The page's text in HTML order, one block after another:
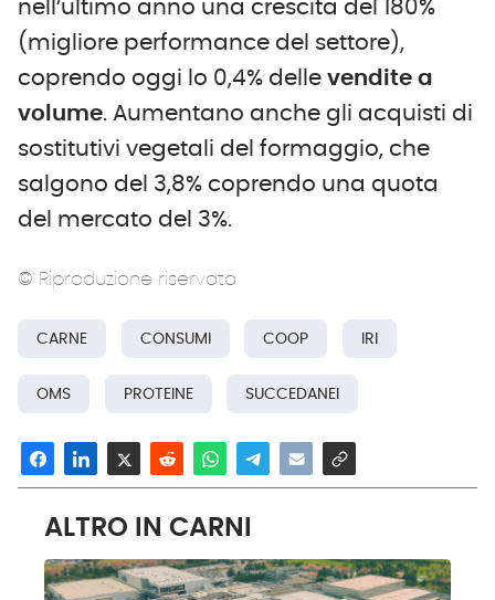
nell’ultimo anno una crescita del 180%
(migliore performance del settore),
coprendo oggi lo 0,4% delle vendite a
volume. Aumentano anche gli acquisti di
sostitutivi vegetali del formaggio, che
salgono del 3,8% coprendo una quota
del mercato del 3%.
© Riproduzione riservata
CARNE CONSUMI COOP IRI
OMS PROTEINE SUCCEDANEI
ALTRO IN CARNI